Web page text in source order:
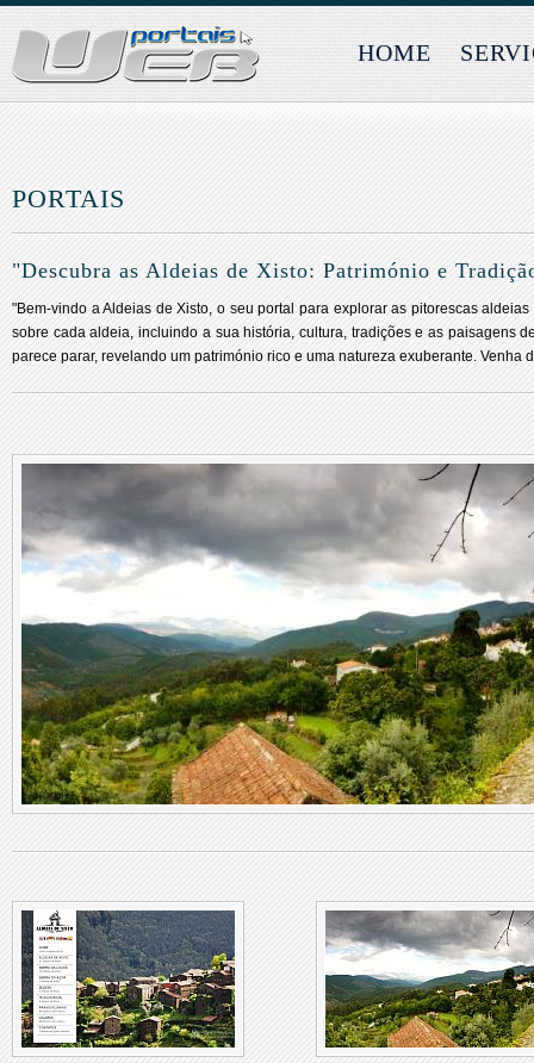
HOME
PORTAIS
"Descubra as Aldeias de Xisto: Património e
"Bem-vindo a Aldeias de Xisto, o seu portal para explorar as pitorescas
sobre cada aldeia, incluindo a sua história, cultura, tradições e as paisagens
parece parar, revelando um património rico e uma natureza exuberante.